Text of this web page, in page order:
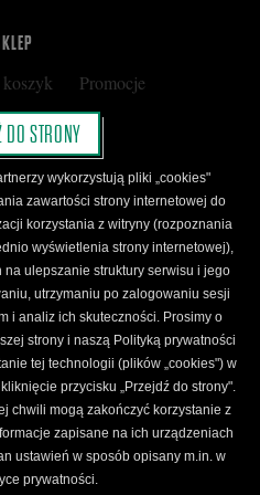
Promocje
Nota prawna
prywatności
Czarnego
Podarunkowej
CZARNE
Instagram Newsletter
zastrzeżone. Projekt:Fajne Chłopaki,logo
Kamil Targosz.
DO STRONY
wykorzystują pliki „cookies"
zawartości strony internetowej do
korzystania z witryny (rozpoznania
wyświetlenia strony internetowej),
ulepszanie struktury serwisu i jego
utrzymaniu po zalogowaniu sesji
i analiz ich skuteczności. Prosimy o
strony i naszą Polityką prywatności
tej technologii (plików „cookies") w
przycisku „Przejdź do strony".
chwili mogą zakończyć korzystanie z
zapisane na ich urządzeniach
ustawień w sposób opisany m.in. w
prywatności.